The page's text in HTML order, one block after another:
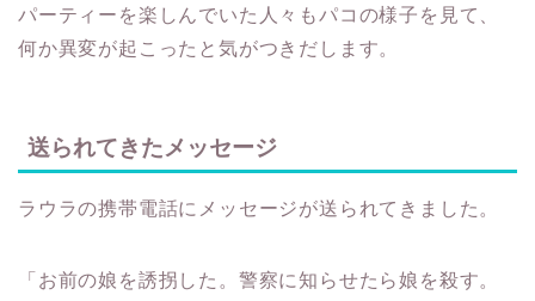
パーティーを楽しんでいた人々もパコの様子を見て、
何か異変が起こったと気がつきだします。
送られてきたメッセージ
ラウラの携帯電話にメッセージが送られてきました。
「お前の娘を誘拐した。警察に知らせたら娘を殺す。